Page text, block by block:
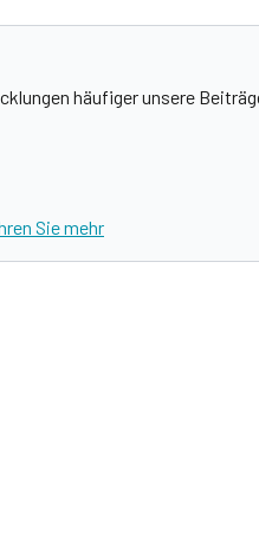
häufiger unsere
Sie mehr